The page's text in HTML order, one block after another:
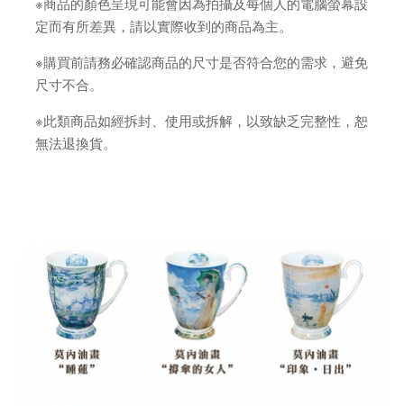
定而有所差異，請以實際收到的商品為主。
※購買前請務必確認商品的尺寸是否符合您的需求，避免
尺寸不合。
※此類商品如經拆封、使用或拆解，以致缺乏完整性，恕
無法退換貨。